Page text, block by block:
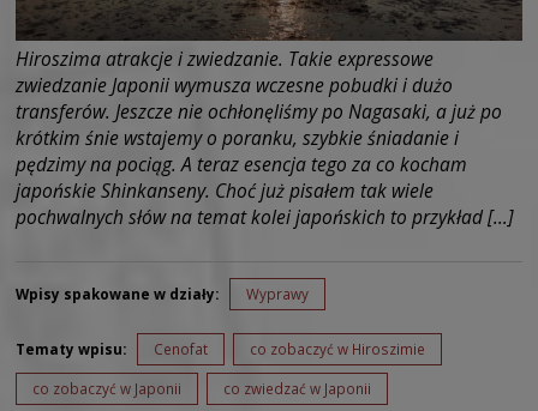
Hiroszima atrakcje i zwiedzanie. Takie expressowe
zwiedzanie Japonii wymusza wczesne pobudki i dużo
transferów. Jeszcze nie ochłonęliśmy po Nagasaki, a już po
krótkim śnie wstajemy o poranku, szybkie śniadanie i
pędzimy na pociąg. A teraz esencja tego za co kocham
japońskie Shinkanseny. Choć już pisałem tak wiele
pochwalnych słów na temat kolei japońskich to przykład […]
Wpisy spakowane w działy: Wyprawy
Tematy wpisu: Cenofat co zobaczyć w Hiroszimie
co zobaczyć w Japonii co zwiedzać w Japonii